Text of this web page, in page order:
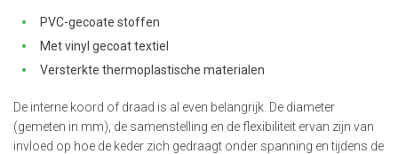
PVC-gecoate stoffen
Met vinyl gecoat textiel
Versterkte thermoplastische materialen
De interne koord of draad is al even belangrijk. De diameter
(gemeten in mm), de samenstelling en de flexibiliteit ervan zijn van
invloed op hoe de keder zich gedraagt onder spanning en tijdens de